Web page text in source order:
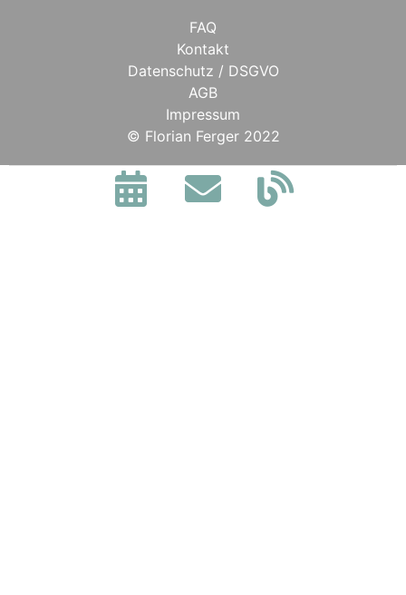
FAQ
Kontakt
Datenschutz / DSGVO
AGB
Impressum
© Florian Ferger 2022